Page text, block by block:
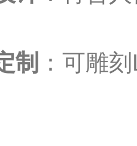
制
：可雕